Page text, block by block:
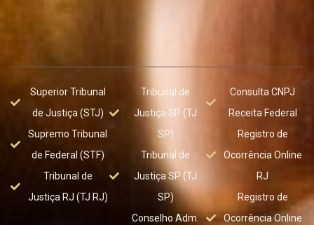
Superior Tribunal
de Justiça (STJ)
Supremo Tribunal
de Federal (STF)
Tribunal de
Justiça RJ (TJ RJ)
Tribunal de
Justiça SP (TJ
SP)
Tribunal de
Justiça SP (TJ
SP)
Conselho Adm.
Consulta CNPJ
Receita Federal
Registro de
Ocorrência Online
RJ
Registro de
Ocorrência Online